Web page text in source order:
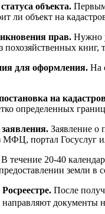
объекта. Первым
ли объект на
прав. Нужно
книг,
для оформления. На
на
определенных границ
Заявление о
МФЦ, портал Госуслуг
В течение 20-40
земли в
После
документы